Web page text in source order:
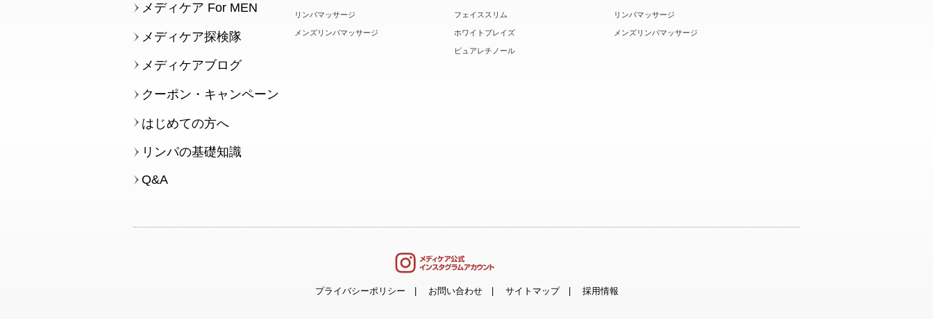
メディケア For MEN
メディケア探検隊
メディケアブログ
クーポン・キャンペーン
はじめての方へ
リンパの基礎知識
Q&A
リンパマッサージ
メンズリンパマッサージ
フェイススリム
ホワイトブレイズ
ピュアレチノール
リンパマッサージ
メンズリンパマッサージ
プライバシーポリシー お問い合わせ サイトマップ 採用情報